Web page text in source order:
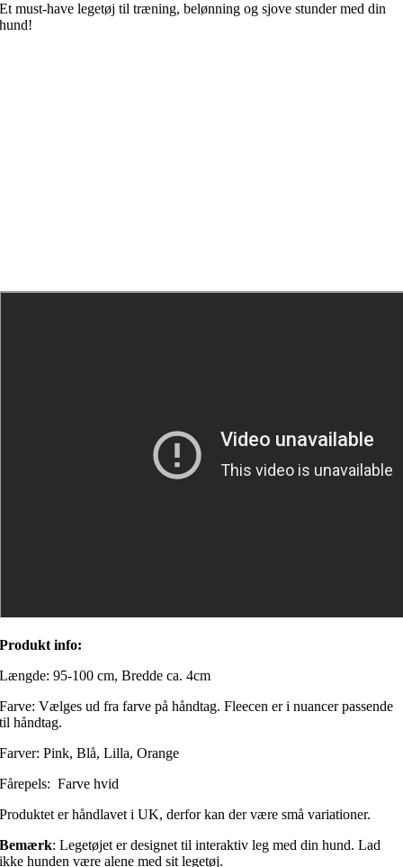
Et must-have legetøj til træning, belønning og sjove stunder med din
hund!
Produkt info:
Længde: 95-100 cm, Bredde ca. 4cm
Farve: Vælges ud fra farve på håndtag. Fleecen er i nuancer passende
til håndtag.
Farver: Pink, Blå, Lilla, Orange
Fårepels: Farve hvid
Produktet er håndlavet i UK, derfor kan der være små variationer.
Bemærk: Legetøjet er designet til interaktiv leg med din hund. Lad
ikke hunden være alene med sit legetøj.